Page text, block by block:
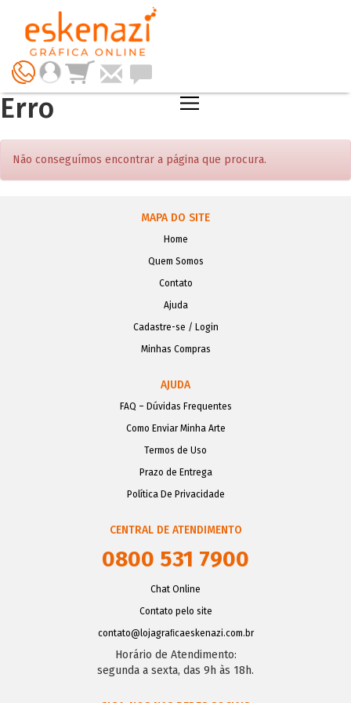
Erro
Não conseguímos encontrar a página que procura.
MAPA DO SITE
Home
Quem Somos
Contato
Ajuda
Cadastre-se / Login
Minhas Compras
AJUDA
FAQ – Dúvidas Frequentes
Como Enviar Minha Arte
Termos de Uso
Prazo de Entrega
Política De Privacidade
CENTRAL DE ATENDIMENTO
0800 531 7900
Chat Online
Contato pelo site
contato@lojagraﬁcaeskenazi.com.br
Horário de Atendimento:
segunda a sexta, das 9h às 18h.